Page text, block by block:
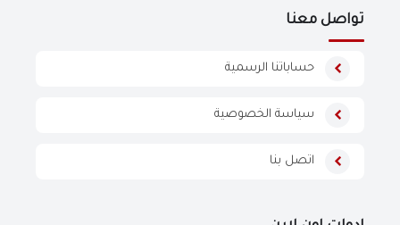
تواصل معنا
حساباتنا الرسمية
سياسة الخصوصية
اتصل بنا